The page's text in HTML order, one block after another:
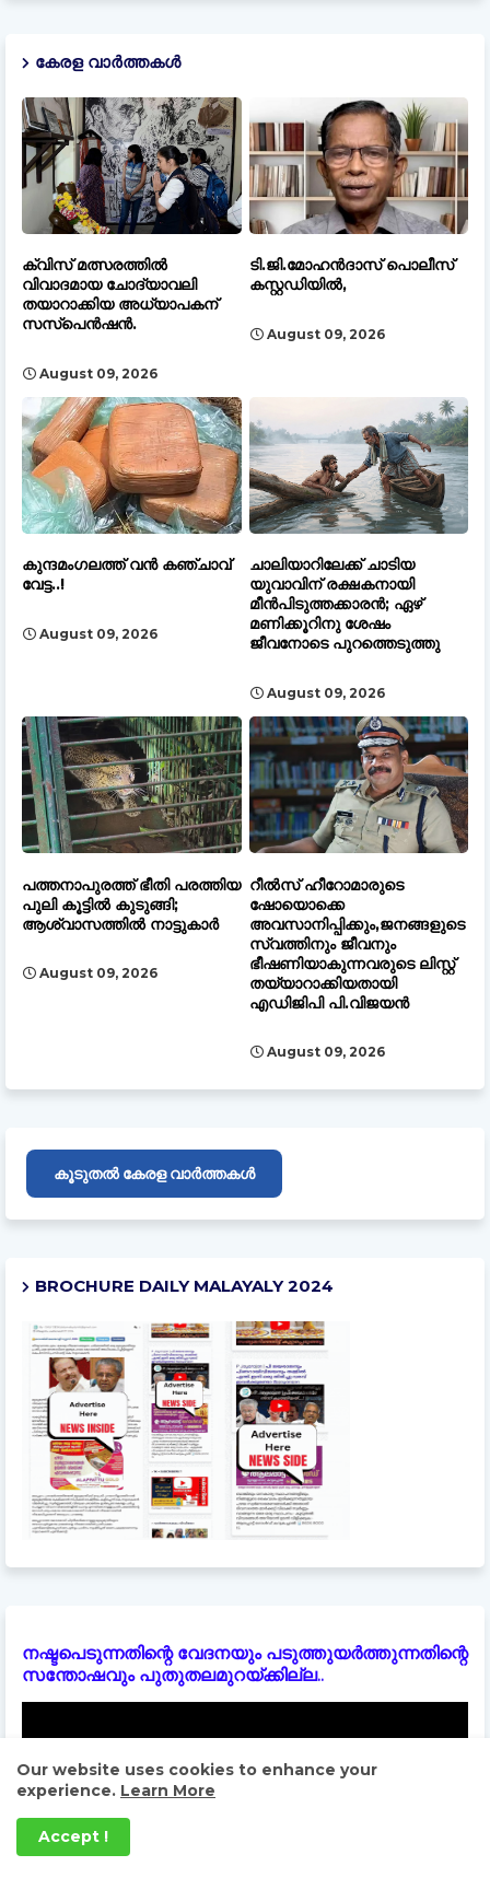
കേരള വാർത്തകൾ
ക്വിസ് മത്സരത്തിൽ
വിവാദമായ ചോദ്യാവലി
തയാറാക്കിയ അധ്യാപകന്
സസ്പെൻഷൻ.
August 09, 2026
ടി.ജി.മോഹൻദാസ് പൊലീസ്
കസ്റ്റഡിയിൽ,
August 09, 2026
കുന്ദമംഗലത്ത് വൻ കഞ്ചാവ്‌
വേട്ട..!
August 09, 2026
ചാലിയാറിലേക്ക് ചാടിയ
യുവാവിന് രക്ഷകനായി
മീൻപിടുത്തക്കാരൻ; ഏഴ്
മണിക്കൂറിനു ശേഷം
ജീവനോടെ പുറത്തെടുത്തു
August 09, 2026
പത്തനാപുരത്ത് ഭീതി പരത്തിയ
പുലി കൂട്ടിൽ കുടുങ്ങി;
ആശ്വാസത്തിൽ നാട്ടുകാർ
August 09, 2026
റീൽസ് ഹീറോമാരുടെ
ഷോയൊക്കെ
അവസാനിപ്പിക്കും,ജനങ്ങളുടെ
സ്വത്തിനും ജീവനും
ഭീഷണിയാകുന്നവരുടെ ലിസ്റ്റ്
തയ്യാറാക്കിയതായി
എഡിജിപി പി.വിജയൻ
August 09, 2026
കൂടുതൽ കേരള വാർത്തകൾ
BROCHURE DAILY MALAYALY 2024
നഷ്ടപെടുന്നതിന്റെ വേദനയും പടുത്തുയർത്തുന്നതിന്റെ
സന്തോഷവും പുതുതലമുറയ്ക്കില്ല..
Our website uses cookies to enhance your
experience. Learn More
Accept !